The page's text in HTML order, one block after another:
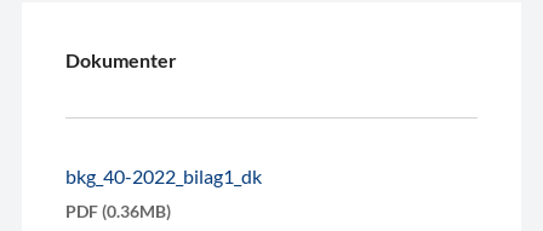
Dokumenter
bkg_40-2022_bilag1_dk
PDF (0.36MB)